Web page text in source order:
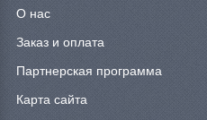
О нас
Заказ и оплата
Партнерская программа
Карта сайта